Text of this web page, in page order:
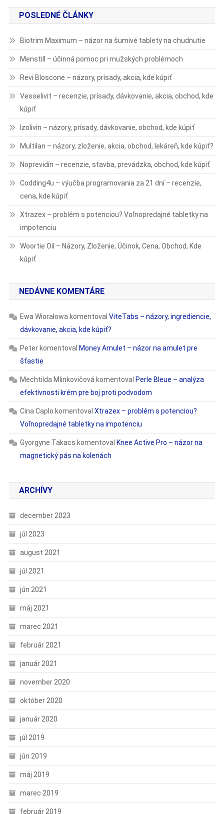
POSLEDNÉ ČLÁNKY
Biotrim Maximum – názor na šumivé tablety na chudnutie
Menstill – účinná pomoc pri mužských problémoch
Revi Bloscone – názory, prísady, akcia, kde kúpiť
Vesselivit – recenzie, prísady, dávkovanie, akcia, obchod, kde
kúpiť
Izolivin – názory, prísady, dávkovanie, obchod, kde kúpiť
Multilan – názory, zloženie, akcia, obchod, lekáreň, kde kúpiť?
Noprevidín – recenzie, stavba, prevádzka, obchod, kde kúpiť
Codding4u – výučba programovania za 21 dní – recenzie,
cena, kde kúpiť
Xtrazex – problém s potenciou? Voľnopredajné tabletky na
impotenciu
Woortie Oil – Názory, Zloženie, Účinok, Cena, Obchod, Kde
kúpiť
NEDÁVNE KOMENTÁRE
Ewa Wiorałowa komentoval ViteTabs – názory, ingrediencie,
dávkovanie, akcia, kde kúpiť?
Peterkomentoval Money Amulet – názor na amulet pre
šťastie
Mechtilda Mlinkovičová komentoval Perle Bleue – analýza
efektívnosti krém pre boj proti podvodom
Cina Caplo komentoval Xtrazex – problém s potenciou?
Voľnopredajné tabletky na impotenciu
Gyorgyne Takacs komentoval Knee Active Pro – názor na
magnetický pás na kolenách
ARCHÍVY
december 2023
júl 2023
august 2021
júl 2021
jún 2021
máj 2021
marec 2021
február 2021
január 2021
november 2020
október 2020
január 2020
júl 2019
jún 2019
máj 2019
marec 2019
február 2019